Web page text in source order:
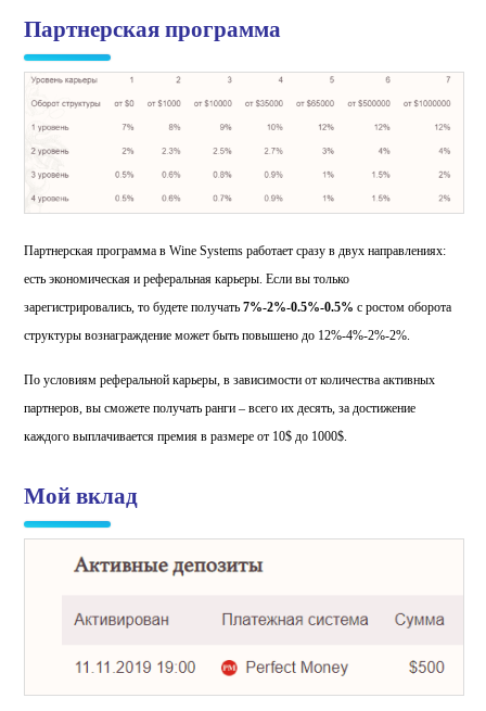
Партнерская программа
Партнерская программа в Wine Systems работает сразу в двух направлениях:
есть экономическая и реферальная карьеры. Если вы только
зарегистрировались, то будете получать7%-2%-0.5%-0.5% с ростом оборота
структуры вознаграждение может быть повышено до 12%-4%-2%-2%.
По условиям реферальной карьеры, в зависимости от количества активных
партнеров, вы сможете получать ранги – всего их десять, за достижение
каждого выплачивается премия в размере от 10$ до 1000$.
Мой вклад